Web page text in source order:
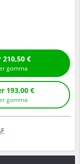
montaggio per 210,50 €
gomma
senza montaggio per 193,00 €
gomma